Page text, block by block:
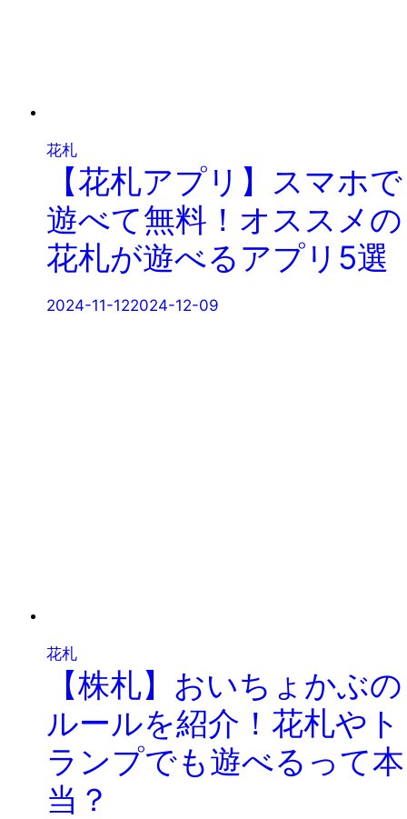
花札
【花札アプリ】スマホで
遊べて無料！オススメの
花札が遊べるアプリ5選
2024-11-122024-12-09
花札
【株札】おいちょかぶの
ルールを紹介！花札やト
ランプでも遊べるって本
当？